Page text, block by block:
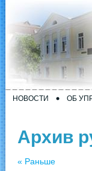
НОВОСТИ ОБ
Архив
« Раньше